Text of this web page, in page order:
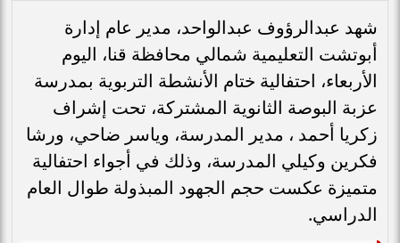
شهد عبدالرؤوف عبدالواحد، مدير عام إدارة
أبوتشت التعليمية شمالي محافظة قنا، اليوم
الأربعاء، احتفالية ختام الأنشطة التربوية بمدرسة
عزبة البوصة الثانوية المشتركة، تحت إشراف
زكريا أحمد ، مدير المدرسة، وياسر ضاحي، ورشا
فكرين وكيلي المدرسة، وذلك في أجواء احتفالية
متميزة عكست حجم الجهود المبذولة طوال العام
الدراسي.